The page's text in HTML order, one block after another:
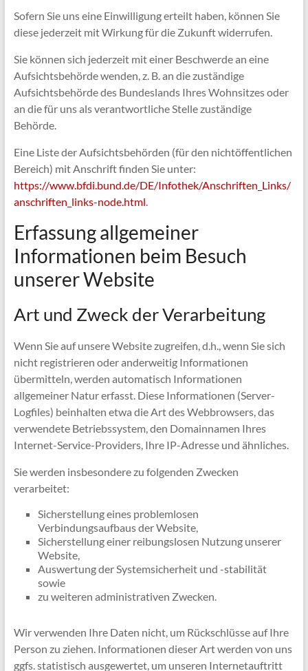
Sofern Sie uns eine Einwilligung erteilt haben, können Sie
diese jederzeit mit Wirkung für die Zukunft widerrufen.
Sie können sich jederzeit mit einer Beschwerde an eine
Aufsichtsbehörde wenden, z. B. an die zuständige
Aufsichtsbehörde des Bundeslands Ihres Wohnsitzes oder
an die für uns als verantwortliche Stelle zuständige
Behörde.
Eine Liste der Aufsichtsbehörden (für den nichtöffentlichen
Bereich) mit Anschrift finden Sie unter:
https://www.bfdi.bund.de/DE/Infothek/Anschriften_Links/
anschriften_links-node.html
Erfassung allgemeiner
Informationen beim Besuch
unserer Website
Art und Zweck der Verarbeitung
Wenn Sie auf unsere Website zugreifen, d.h., wenn Sie sich
nicht registrieren oder anderweitig Informationen
übermitteln, werden automatisch Informationen
allgemeiner Natur erfasst. Diese Informationen (Server-
Logfiles) beinhalten etwa die Art des Webbrowsers, das
verwendete Betriebssystem, den Domainnamen Ihres
Internet-Service-Providers, Ihre IP-Adresse und ähnliches.
Sie werden insbesondere zu folgenden Zwecken
verarbeitet:
Sicherstellung eines problemlosen
Verbindungsaufbaus der Website,
Sicherstellung einer reibungslosen Nutzung unserer
Website,
Auswertung der Systemsicherheit und -stabilität
sowie
zu weiteren administrativen Zwecken.
Wir verwenden Ihre Daten nicht, um Rückschlüsse auf Ihre
Person zu ziehen. Informationen dieser Art werden von uns
ggfs. statistisch ausgewertet, um unseren Internetauftritt